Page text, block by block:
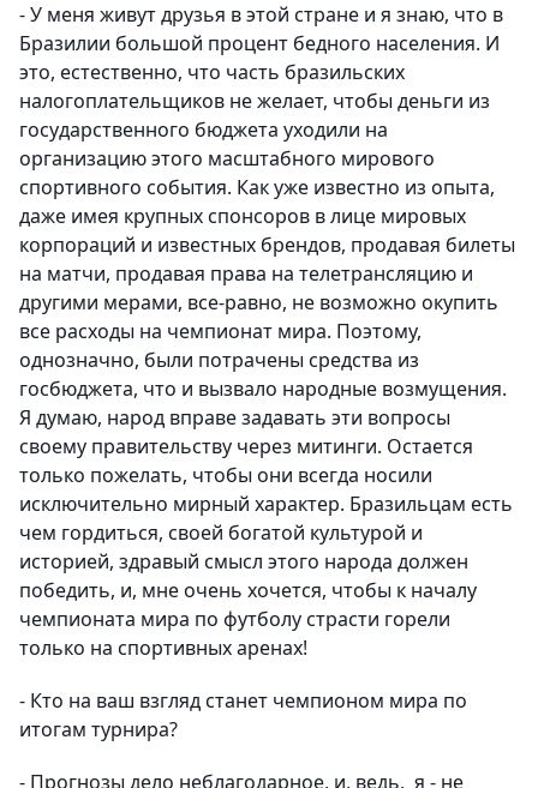
- У меня живут друзья в этой стране и я знаю, что в
Бразилии большой процент бедного населения. И
это, естественно, что часть бразильских
налогоплательщиков не желает, чтобы деньги из
государственного бюджета уходили на
организацию этого масштабного мирового
спортивного события. Как уже известно из опыта,
даже имея крупных спонсоров в лице мировых
корпораций и известных брендов, продавая билеты
на матчи, продавая права на телетрансляцию и
другими мерами, все-равно, не возможно окупить
все расходы на чемпионат мира. Поэтому,
однозначно, были потрачены средства из
госбюджета, что и вызвало народные возмущения.
Я думаю, народ вправе задавать эти вопросы
своему правительству через митинги. Остается
только пожелать, чтобы они всегда носили
исключительно мирный характер. Бразильцам есть
чем гордиться, своей богатой культурой и
историей, здравый смысл этого народа должен
победить, и, мне очень хочется, чтобы к началу
чемпионата мира по футболу страсти горели
только на спортивных аренах!
- Кто на ваш взгляд станет чемпионом мира по
итогам турнира?
- Прогнозы дело неблагодарное, и, ведь, я - не